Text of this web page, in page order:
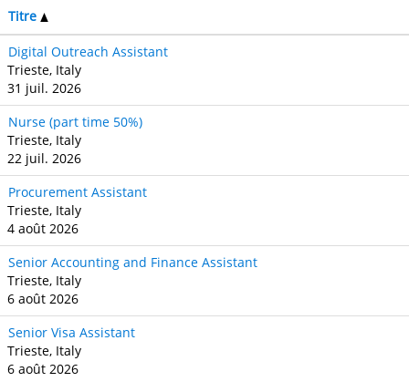
Titre
Digital Outreach Assistant
Trieste, Italy
31 juil. 2026
Nurse (part time 50%)
Trieste, Italy
22 juil. 2026
Procurement Assistant
Trieste, Italy
4 août 2026
Senior Accounting and Finance Assistant
Trieste, Italy
6 août 2026
Senior Visa Assistant
Trieste, Italy
6 août 2026